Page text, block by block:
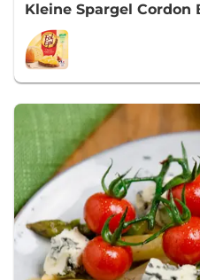
Kleine Spargel Cordon